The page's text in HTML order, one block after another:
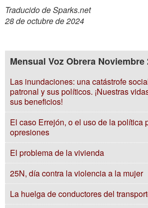
Traducido de Sparks.net
28 de octubre de 2024
Mensual Voz Obrera Noviembre
Las inundaciones: una catástrofe
patronal y sus políticos. ¡Nuestras
sus beneficios!
El caso Errejón, o el uso de la política
opresiones
El problema de la vivienda
25N, día contra la violencia a la mujer
La huelga de conductores del